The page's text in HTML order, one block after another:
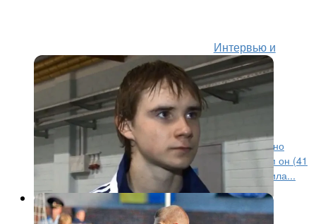
Интервью и
аналитика12 лет назад
Максим Макаров: «Выиграли,
погрузили баулы и поехали»
Дела Максима Макарова в этом сезоне определенно
задались. В «Локо» нет игрока результативнее, чем он (41
очко в 54 матчах), а его команда только что победила...